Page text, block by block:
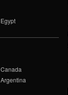
Egypt
Canada
Argentina